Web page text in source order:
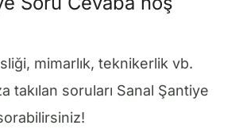
mimarlık, teknikerlik vb.
takılan soruları Sanal Şantiye